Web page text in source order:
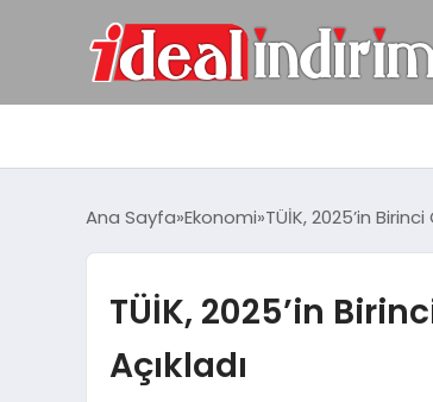
Ana Sayfa Ekonomi TÜİK, 2025’in
TÜİK, 2025’in
Açıkladı